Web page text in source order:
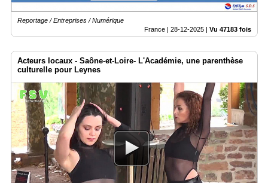
Reportage / Entreprises / Numérique
France | 28-12-2025 | Vu 47183 fois
Acteurs locaux - Saône-et-Loire- L'Académie, une parenthèse
culturelle pour Leynes